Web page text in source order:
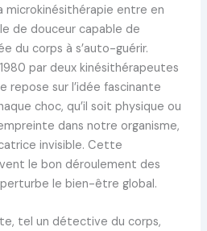
microkinésithérapie entre en
de douceur capable de
du corps à s’auto-guérir.
par deux kinésithérapeutes
sur l’idée fascinante
choc, qu’il soit physique ou
dans notre organisme,
invisible. Cette
le bon déroulement des
le bien-être global.
tel un détective du corps,